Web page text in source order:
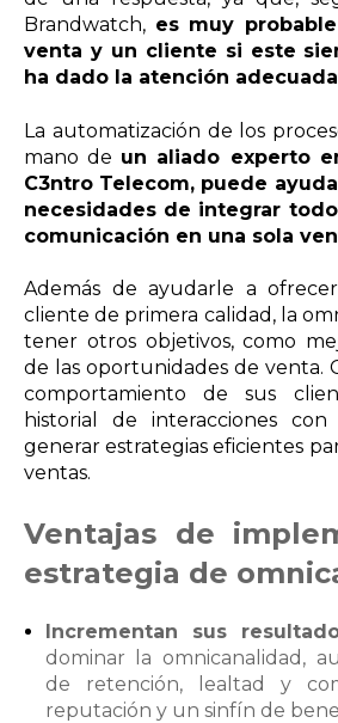
Brandwatch, es muy
venta y un cliente si este
ha dado la atención
La automatización de los
mano de un aliado experto
C3ntro Telecom, puede
necesidades de integrar
comunicación en una sola
Además de ayudarle a
cliente de primera calidad, la
tener otros objetivos, como
de las oportunidades de venta.
comportamiento de sus
historial de interacciones
generar estrategias eficientes
ventas.
Ventajas de
estrategia de
Incrementan sus
dominar la omnicanalidad,
de retención, lealtad y
reputación y un sinfín de